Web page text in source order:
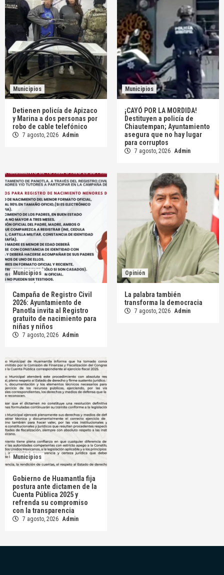
Municipios
Detienen policía de Apizaco
y Marina a dos personas por
robo de cable telefónico
7 agosto, 2026 Admin
Municipios
¡CAYÓ POR LA MORDIDA!
Destituyen a policía de
Chiautempan; Ayuntamiento
asegura que no hay lugar
para corruptos
7 agosto, 2026 Admin
Municipios
Campaña de Registro Civil
2026: Ayuntamiento de
Panotla invita al Registro
gratuito de nacimiento para
niñas y niños
7 agosto, 2026 Admin
Opinión
La palabra también
transforma la democracia
7 agosto, 2026 Admin
Municipios
Gobierno de Huamantla fija
postura ante dictamen de la
Cuenta Pública 2025 y
refrenda su compromiso
con la transparencia
7 agosto, 2026 Admin